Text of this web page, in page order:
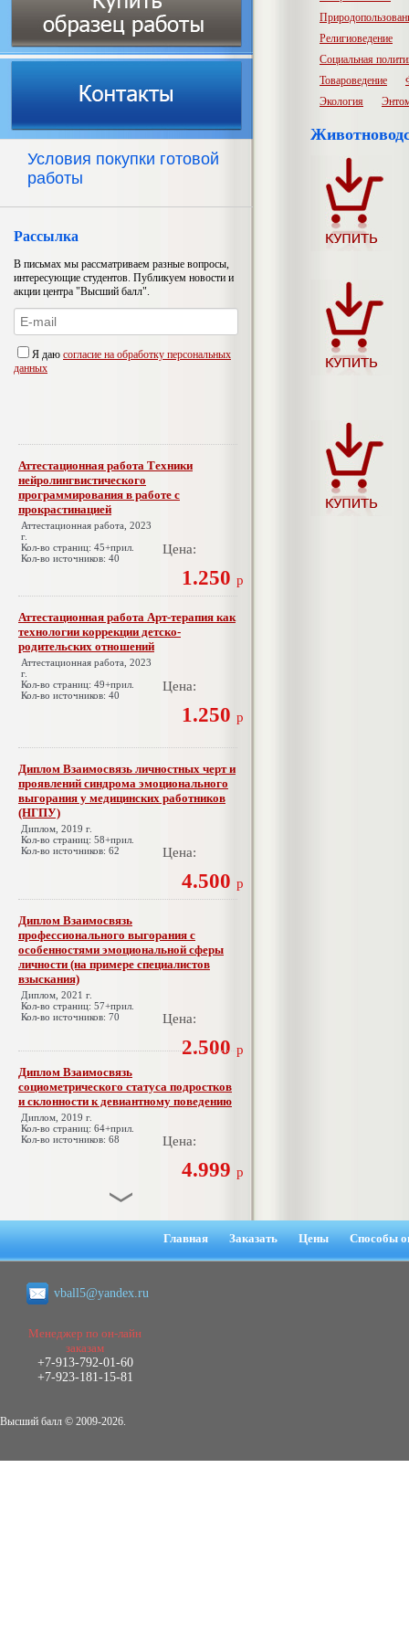
Условия покупки готовой
работы
Рассылка
В письмах мы рассматриваем разные вопросы,
интересующие студентов. Публикуем новости и
акции центра "Высший балл".
Я даю согласие на обработку персональных
данных
Аттестационная работа Техники
нейролингвистического
программирования в работе с
прокрастинацией
Аттестационная работа, 2023
г.
Кол-во страниц: 45+прил.
Кол-во источников: 40
Цена:
1.250 р
Аттестационная работа Арт-терапия как
технологии коррекции детско-
родительских отношений
Аттестационная работа, 2023
г.
Кол-во страниц: 49+прил.
Кол-во источников: 40
Цена:
1.250 р
Диплом Взаимосвязь личностных черт и
проявлений синдрома эмоционального
выгорания у медицинских работников
(НГПУ)
Диплом, 2019 г.
Кол-во страниц: 58+прил.
Кол-во источников: 62
Цена:
4.500 р
Диплом Взаимосвязь
профессионального выгорания с
особенностями эмоциональной сферы
личности (на примере специалистов
взыскания)
Диплом, 2021 г.
Кол-во страниц: 57+прил.
Кол-во источников: 70
Цена:
2.500 р
Диплом Взаимосвязь
социометрического статуса подростков
и склонности к девиантному поведению
Диплом, 2019 г.
Кол-во страниц: 64+прил.
Кол-во источников: 68
Цена:
4.999 р
Диплом Взаимосвязь эмпатии и
негативных эмоциональных состояний
Диплом, 2021 г.
Кол-во страниц: 51+прил.
Кол-во источников: 77
Диплом Виндикационный иск
Религиоведение
Социальная
Товароведение
Экология
Главная Заказать Цены Способы
vball5@yandex.ru
Менеджер по он-лайн
заказам
+7-913-792-01-60
+7-923-181-15-81
Высший балл © 2009-2026.